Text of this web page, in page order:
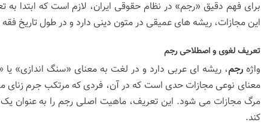
برای فهم دقیق «رجم» در نظام حقوقی ایران، لازم است که ابتدا
این مجازات، ریشه های عمیقی در متون دینی دارد و در طول تاریخ
تعریف لغوی و اصطلاحی رجم
واژهرجم، ریشه ای عربی دارد و در لغت به معنای «سنگ اندازی»
معنای نوعی مجازات حدی است که در آن، فردی که مرتکب جرم
مرگ مجازات می شود. این تعریف، ماهیت اصلی رجم را به عنوان
کند.